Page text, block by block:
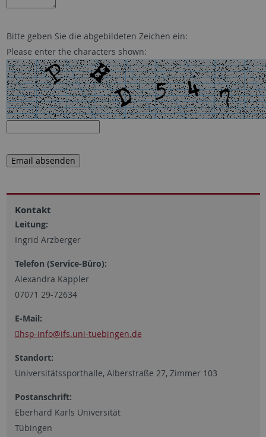
Bitte geben Sie die abgebildeten Zeichen ein:
Please enter the characters shown:
Kontakt
Leitung:
Ingrid Arzberger
Telefon (Service-Büro):
Alexandra Kappler
07071 29-72634
E-Mail:
hsp-info@ifs.uni-tuebingen.de
Standort:
Universitätssporthalle, Alberstraße 27, Zimmer 103
Postanschrift:
Eberhard Karls Universität
Tübingen